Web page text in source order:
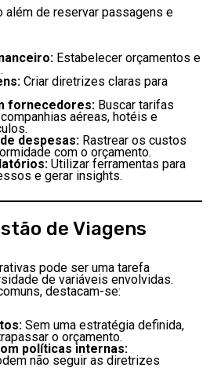
além de reservar passagens e
Estabelecer orçamentos e
Criar diretrizes claras para
fornecedores: Buscar tarifas
aéreas, hotéis e
despesas: Rastrear os custos
com o orçamento.
Utilizar ferramentas para
e gerar insights.
de Viagens
pode ser uma tarefa
de variáveis envolvidas.
destacam-se:
Sem uma estratégia definida,
o orçamento.
políticas internas:
não seguir as diretrizes